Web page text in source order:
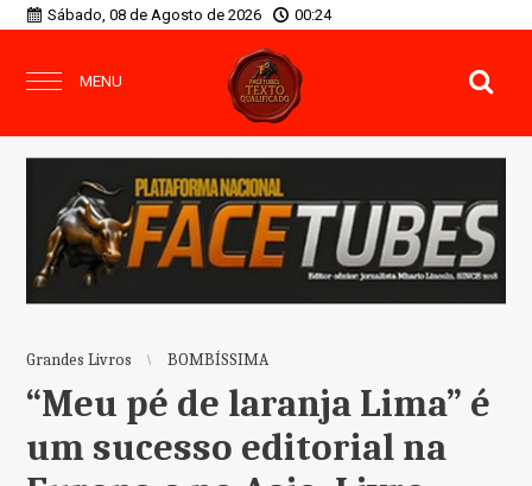
Sábado, 08 de Agosto de 2026 00:24
MENU
Grandes Livros BOMBÍSSIMA
“Meu pé de laranja Lima” é
um sucesso editorial na